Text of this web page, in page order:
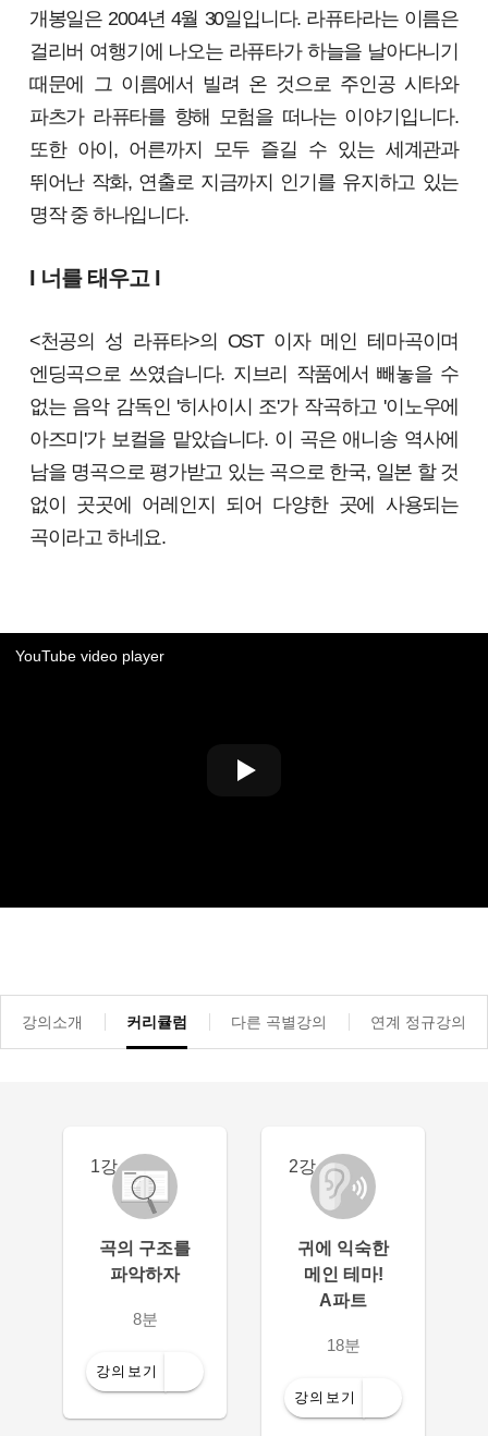
개봉일은 2004년 4월 30일입니다. 라퓨타라는 이름은
걸리버 여행기에 나오는 라퓨타가 하늘을 날아다니기
때문에 그 이름에서 빌려 온 것으로 주인공 시타와
파츠가 라퓨타를 향해 모험을 떠나는 이야기입니다.
또한 아이, 어른까지 모두 즐길 수 있는 세계관과
뛰어난 작화, 연출로 지금까지 인기를 유지하고 있는
명작 중 하나입니다.
I 너를 태우고 I
<천공의 성 라퓨타>의 OST 이자 메인 테마곡이며
엔딩곡으로 쓰였습니다. 지브리 작품에서 빼놓을 수
없는 음악 감독인 '히사이시 조'가 작곡하고 '이노우에
아즈미'가 보컬을 맡았습니다. 이 곡은 애니송 역사에
남을 명곡으로 평가받고 있는 곡으로 한국, 일본 할 것
없이 곳곳에 어레인지 되어 다양한 곳에 사용되는
곡이라고 하네요.
YouTube video player
강의소개 커리큘럼 다른 곡별강의 연계 정규강의
1강
곡의 구조를
파악하자
8분
강의보기
2강
귀에 익숙한
메인 테마!
A파트
18분
강의보기